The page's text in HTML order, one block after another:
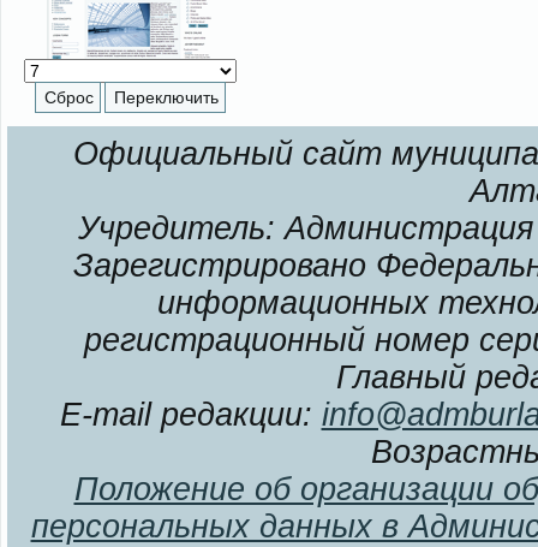
Официальный сайт
Учредитель: Администрация
Зарегистрировано
информационных
регистрационный номер
Главный
E-mail редакции:
Положение об организации
персональных данных в